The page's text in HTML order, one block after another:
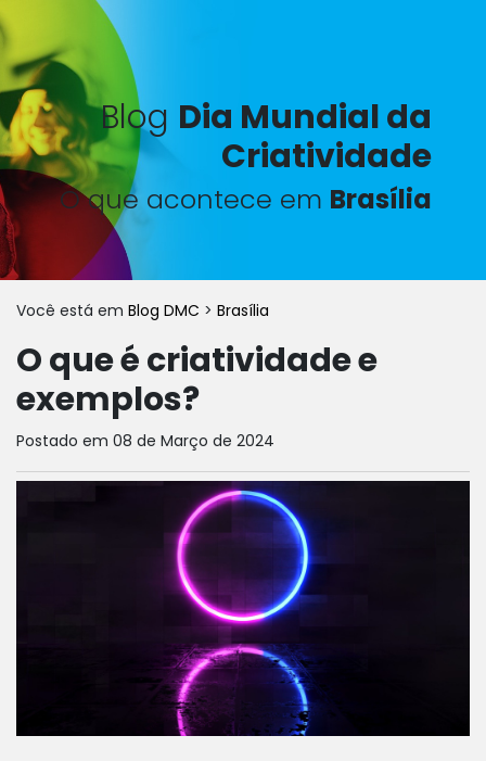
Blog Dia Mundial da
Criatividade
O que acontece em Brasília
Você está em Blog DMC > Brasília
O que é criatividade e
exemplos?
Postado em 08 de Março de 2024